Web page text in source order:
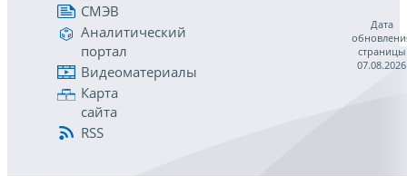
СМЭВ
Аналитический
портал
Видеоматериалы
Карта
сайта
RSS
Дата
страницы
07.08.2026